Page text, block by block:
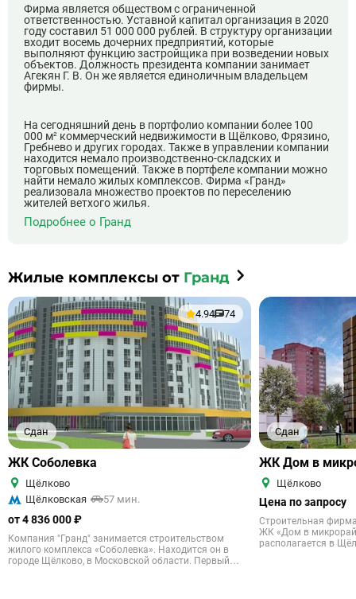
Фирма является обществом с ограниченной
ответственностью. Уставной капитал организация в 2020
году составил 51 000 000 рублей. В структуру организации
входит восемь дочерних предприятий, которые
выполняют функцию застройщика при возведении новых
объектов. Должность президента компании занимает
Агекян Г. В. Он же является единоличным владельцем
фирмы.
На сегодняшний день в портфолио компании более 100
000 м² коммерческий недвижимости в Щёлково, Фрязино,
Гребнево и других городах. Также в управлении компании
находится немало производственно-складских и
торговых помещений. Также в портфеле компании можно
найти немало жилых комплексов. Фирма «Гранд»
реализовала множество проектов по переселению
жителей ветхого жилья.
Подробнее о Гранд
Жилые комплексы от Гранд
Сдан
4.94 74
ЖК Соболевка
Щёлково
Щёлковская
57 мин.
от 4 836 000 ₽
Компания "Гранд" занимается строительством
жилого комплекса «Соболевка». Находится он в
городе Щёлково, в Московской области. Первый
Сдан
ЖК Дом в
Щёлково
Цена по запросу
Строительная
ЖК «Дом в
располагается в